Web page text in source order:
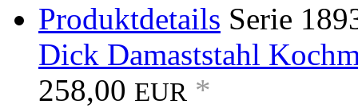
Produktdetails
Dick Damaststahl
258,00 EUR *